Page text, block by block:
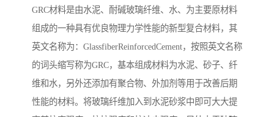
GRC材料是由水泥、耐碱玻璃纤维、水、为主要原材料
组成的一种具有优良物理力学性能的新型复合材料，其
英文名称为：GlassfiberReinforcedCement，按照英文名称
的词头缩写称为GRC，基本组成材料为水泥、砂子、纤
维和水，另外还添加有聚合物、外加剂等用于改善后期
性能的材料。将玻璃纤维加入到水泥砂浆中即可大大提